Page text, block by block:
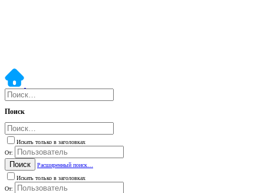
Поиск
Искать только в заголовках
От:
Поиск
Расширенный поиск…
Искать только в заголовках
От: